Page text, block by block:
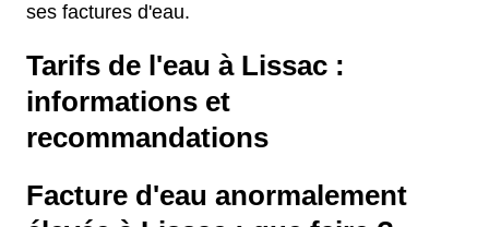
ses factures d'eau.
Tarifs de l'eau à Lissac :
informations et
recommandations
Facture d'eau anormalement